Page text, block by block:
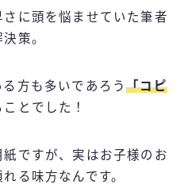
に頭を悩ませていた筆者
策。
方も多いであろう「コピ
とでした！
ですが、実はお子様のお
る味方なんです。